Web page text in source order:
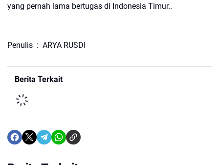
yang pernah lama bertugas di Indonesia Timur..
Penulis : ARYA RUSDI
Berita Terkait